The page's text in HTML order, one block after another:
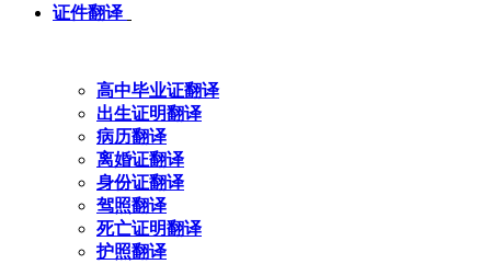
证件翻译
高中毕业证翻译
出生证明翻译
病历翻译
离婚证翻译
身份证翻译
驾照翻译
死亡证明翻译
护照翻译